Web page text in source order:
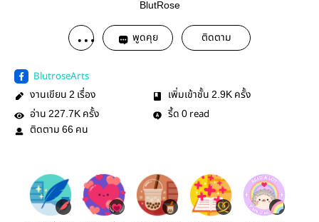
BlutRose
พูดคุย ติดตาม
BlutroseArts
งานเขียน 2 เรื่อง เพิ่มเข้าชั้น 2.9K ครั้ง
อ่าน 227.7K ครั้ง รี้ด 0 read
ติดตาม 66 คน